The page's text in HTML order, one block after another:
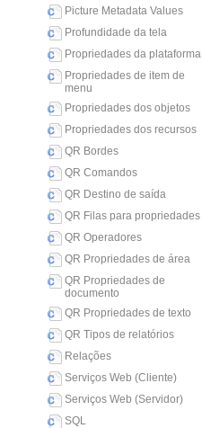
Picture Metadata Values
Profundidade da tela
Propriedades da plataforma
Propriedades de item de
menu
Propriedades dos objetos
Propriedades dos recursos
QR Bordes
QR Comandos
QR Destino de saída
QR Filas para propriedades
QR Operadores
QR Propriedades de área
QR Propriedades de
documento
QR Propriedades de texto
QR Tipos de relatórios
Relações
Serviços Web (Cliente)
Serviços Web (Servidor)
SQL